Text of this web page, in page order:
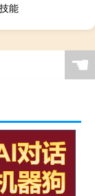
能
☚